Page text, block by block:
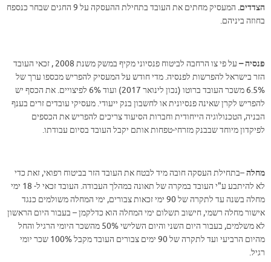
הצדדים.
המעסיק מחתים את העובד בתחילת ההעסקה על 9 החגים שבחר כנספח
בחוזה ביניהם.
פנסיה –
על פי צו הרחבה לביטוח פנסיוני מקיף במשק משנת 2008 , זכאי העובד
הזר בישראל להפרשות לפנסיה. מדי חודש על המעסיק להפריש מכספו ערך של
6.5% משכר העובד ברוטו (נכון לינואר 2017) ועוד 6% לפיצויים. את הכסף יש
להפריש לקרן שאינה פנסיונית או לחשבון בנק ייעודי. מעסיקי עובדים זרים בענף
הבניה, הטכנולוגיה הייחודית וחברות הסיעוד צריכים להפריש את הכספים
לפיקדון מיוחד שבבנק מזרחי-טפחות אותם יקבל העובד בסיום עבודתו.
מחלה–בתחילת העסקה חובה מיד לבטח את העובד הזר בביטוח רפואי, זאת כדי
לא להיתבע ע"י העובד במקרה של תאונה במהלך העבודה. העובד זכאי ל- 18 ימי
מחלה בשנה עד לתקרה של 90 ימי זכאות צבורים, ימי המחלה משולמים כנגד
אישור מחלה רשמי, חישוב תשלום ימי המחלה הוא כדלקמן – בעבור היום הראשון
לא משלמים, בעבור היום השני והיום השלישי 50% מהשכר היומי הרגיל והחל
מהיום הרביעי ועד לתקרה של 90 ימים צבורים העובד מקבל 100% שכר יומי
רגיל.